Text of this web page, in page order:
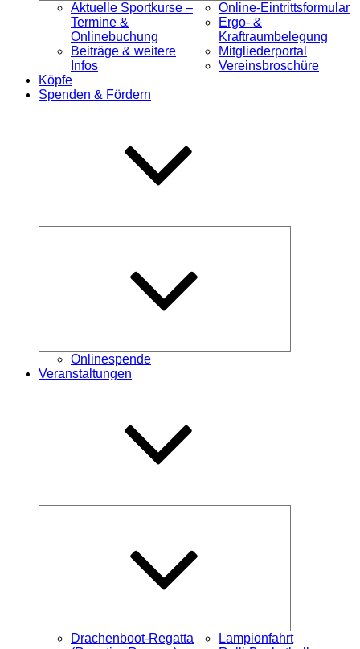
Aktuelle Sportkurse –
Termine &
Onlinebuchung
Beiträge & weitere
Infos
Online-Eintrittsformular
Ergo- &
Kraftraumbelegung
Mitgliederportal
Vereinsbroschüre
Köpfe
Spenden & Fördern
Onlinespende
Veranstaltungen
Drachenboot-Regatta
Lampionfahrt